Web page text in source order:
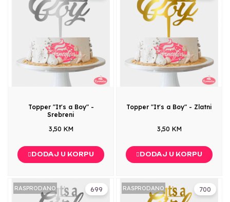
Topper "It's a Boy" -
Srebreni
3,50 KM
DODAJ U KORPU
Topper "It's a Boy" - Zlatni
3,50 KM
DODAJ U KORPU
699
RASPRODANO 700
RASPRODANO